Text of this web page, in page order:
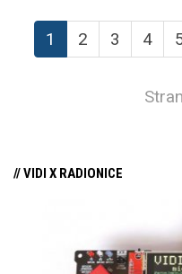
1 2 3 4
// VIDI X RADIONICE